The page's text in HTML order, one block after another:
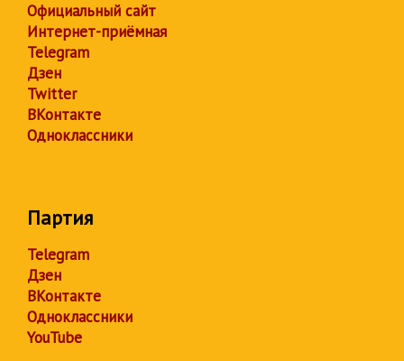
Официальный сайт
Интернет-приёмная
Telegram
Дзен
Twitter
ВКонтакте
Одноклассники
Партия
Telegram
Дзен
ВКонтакте
Одноклассники
YouTube